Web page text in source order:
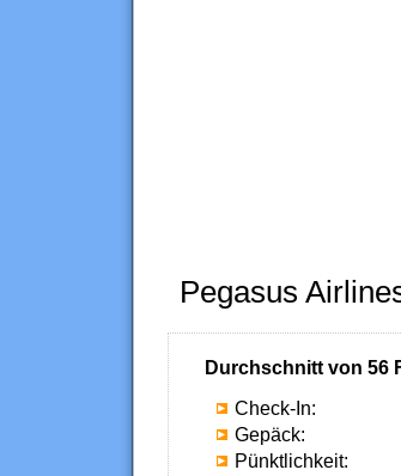
Pegasus
Durchschnitt von 56
Check-In:
Gepäck:
Pünktlichkeit: